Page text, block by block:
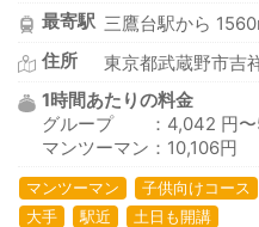
最寄駅 三鷹台駅から
住所
東京都武蔵野市吉
1時間あたりの料金
グループ ：4,042 円〜
マンツーマン：10,106円
マンツーマン 子供向けコース
大手
駅近 土日も開講